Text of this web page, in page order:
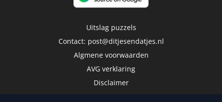
Uitslag puzzels
Contact: post@ditjesendatjes.nl
Algmene voorwaarden
AVG verklaring
Disclaimer